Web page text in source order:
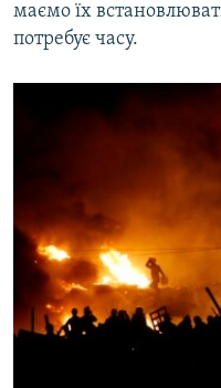
маємо їх
потребує часу.